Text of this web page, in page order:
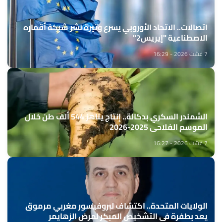
اتصالات.. الاتحاد الأوروبي يسرع وتيرة نشر شبكة أقماره
الاصطناعية "إيريس2"
7 غشت 2026 - 16:29
الشمندر السكري بدكالة.. إنتاج يناهز 544 ألف طن خلال
الموسم الفلاحي 2025-2026
7 غشت 2026 - 16:27
الولايات المتحدة.. اكتشاف لبروفيسور مغربي مرموق
يعد بطفرة في التشخيص المبكر لمرض الزهايمر